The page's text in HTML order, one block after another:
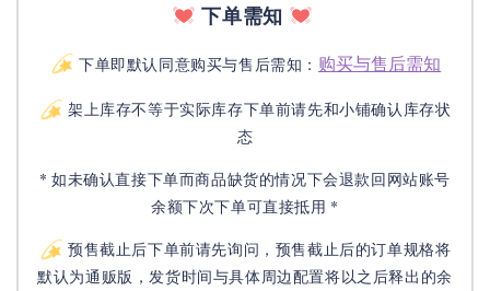
下单需知
下单即默认同意购买与售后需知： 购买与售后需知
架上库存不等于实际库存下单前请先和小铺确认库存状
态
* 如未确认直接下单而商品缺货的情况下会退款回网站账号
余额下次下单可直接抵用 *
预售截止后下单前请先询问，预售截止后的订单规格将
默认为通贩版，发货时间与具体周边配置将以之后释出的余